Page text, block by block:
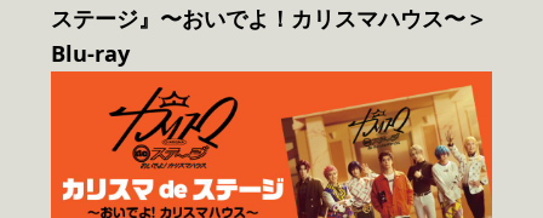
ステージ』〜おいでよ！カリスマハウス〜＞
Blu-ray